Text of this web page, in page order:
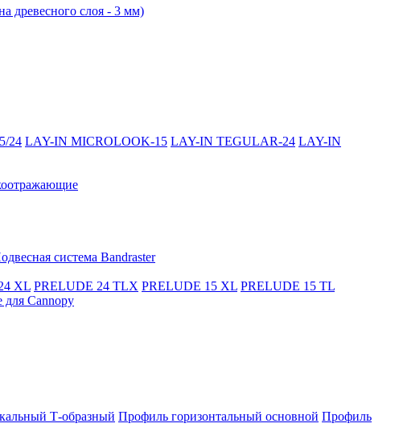
древесного слоя - 3 мм)
24 LAY-IN MICROLOOK-15 LAY-IN TEGULAR-24 LAY-IN
система Bandraster
XL PRELUDE 24 TLX PRELUDE 15 XL PRELUDE 15 TL
Cannopy
Т-образный Профиль горизонтальный основной Профиль